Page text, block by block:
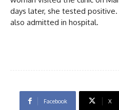
days later, she tested
also admitted in hospital.
Facebook X